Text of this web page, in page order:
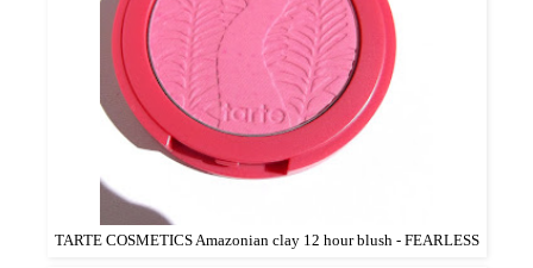
TARTE COSMETICS Amazonian clay 12 hour blush - FEARLESS